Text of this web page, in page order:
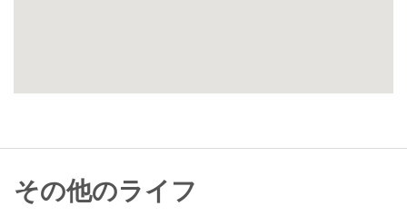
その他のライフ